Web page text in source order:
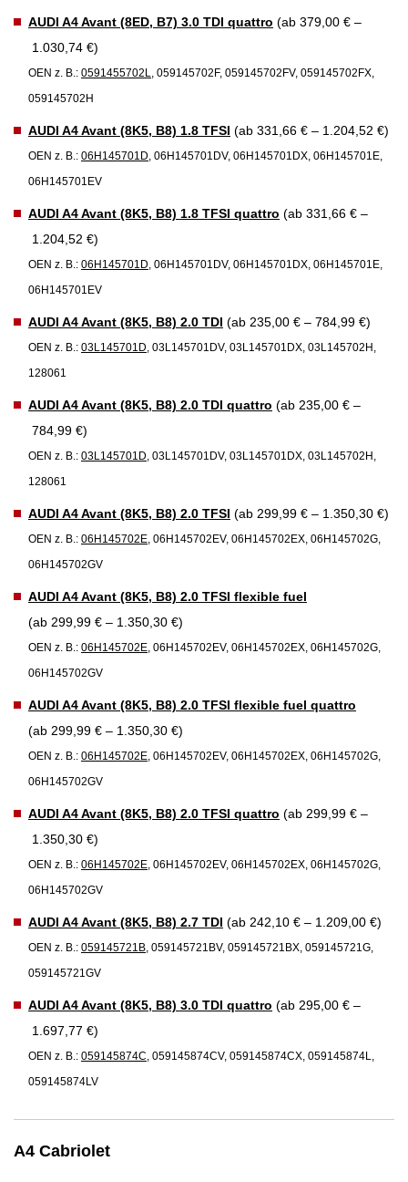
AUDI A4 Avant (8ED, B7) 3.0 TDI quattro (ab 379,00 € –
1.030,74 €)
OEN z. B.: 0591455702L
, 059145702F, 059145702FV, 059145702FX,
059145702H
AUDI A4 Avant (8K5, B8) 1.8 TFSI (ab 331,66 € – 1.204,52 €)
OEN z. B.: 06H145701D , 06H145701DV, 06H145701DX, 06H145701E,
06H145701EV
AUDI A4 Avant (8K5, B8) 1.8 TFSI quattro (ab 331,66 € –
1.204,52 €)
OEN z. B.: 06H145701D , 06H145701DV, 06H145701DX, 06H145701E,
06H145701EV
AUDI A4 Avant (8K5, B8) 2.0 TDI (ab 235,00 € – 784,99 €)
OEN z. B.: 03L145701D , 03L145701DV, 03L145701DX, 03L145702H,
128061
AUDI A4 Avant (8K5, B8) 2.0 TDI quattro (ab 235,00 € –
784,99 €)
OEN z. B.: 03L145701D , 03L145701DV, 03L145701DX, 03L145702H,
128061
AUDI A4 Avant (8K5, B8) 2.0 TFSI (ab 299,99 € – 1.350,30 €)
OEN z. B.: 06H145702E , 06H145702EV, 06H145702EX, 06H145702G,
06H145702GV
AUDI A4 Avant (8K5, B8) 2.0 TFSI flexible fuel
(ab 299,99 € – 1.350,30 €)
OEN z. B.: 06H145702E , 06H145702EV, 06H145702EX, 06H145702G,
06H145702GV
AUDI A4 Avant (8K5, B8) 2.0 TFSI flexible fuel quattro
(ab 299,99 € – 1.350,30 €)
OEN z. B.: 06H145702E , 06H145702EV, 06H145702EX, 06H145702G,
06H145702GV
AUDI A4 Avant (8K5, B8) 2.0 TFSI quattro (ab 299,99 € –
1.350,30 €)
OEN z. B.: 06H145702E , 06H145702EV, 06H145702EX, 06H145702G,
06H145702GV
AUDI A4 Avant (8K5, B8) 2.7 TDI (ab 242,10 € – 1.209,00 €)
OEN z. B.: 059145721B , 059145721BV, 059145721BX, 059145721G,
059145721GV
AUDI A4 Avant (8K5, B8) 3.0 TDI quattro (ab 295,00 € –
1.697,77 €)
OEN z. B.: 059145874C , 059145874CV, 059145874CX, 059145874L,
059145874LV
A4 Cabriolet